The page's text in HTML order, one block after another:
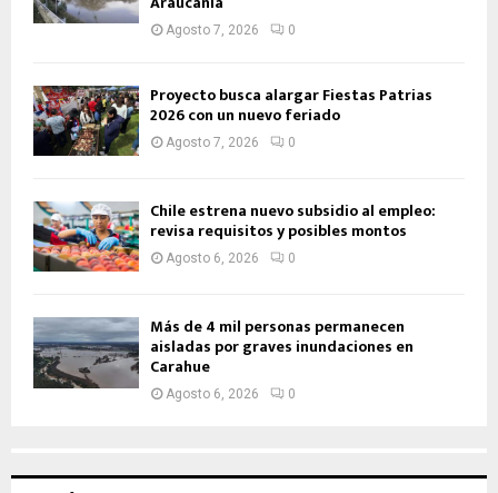
Agosto 7, 2026 0
Proyecto busca alargar Fiestas Patrias
2026 con un nuevo feriado
Agosto 7, 2026 0
Chile estrena nuevo subsidio al empleo:
revisa requisitos y posibles montos
Agosto 6, 2026 0
Más de 4 mil personas permanecen
aisladas por graves inundaciones en
Carahue
Agosto 6, 2026 0